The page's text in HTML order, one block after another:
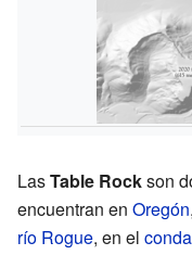
LasTable Rockson
encuentran en Oregón,
río Rogue, en el